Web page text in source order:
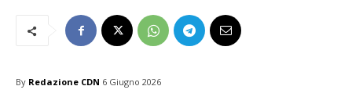
By Redazione CDN 6 Giugno 2026